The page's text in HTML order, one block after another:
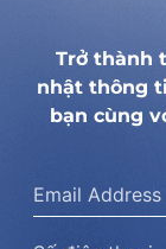
Trở thành
nhật thông
bạn cùng